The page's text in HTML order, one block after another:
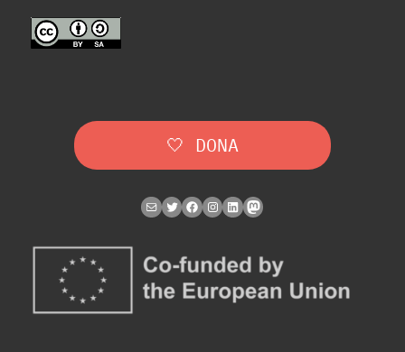
🤍 DONA
MailTwitterFacebook
Instagram
LinkedInMastodon